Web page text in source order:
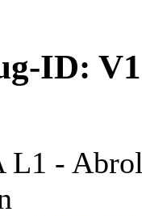
ID:
L1 -